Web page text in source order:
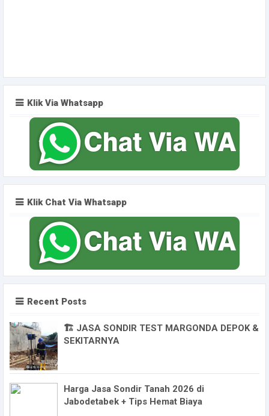
Klik Via Whatsapp
Klik Chat Via Whatsapp
Recent Posts
🏗️ JASA SONDIR TEST MARGONDA DEPOK &
SEKITARNYA
Harga Jasa Sondir Tanah 2026 di
Jabodetabek + Tips Hemat Biaya